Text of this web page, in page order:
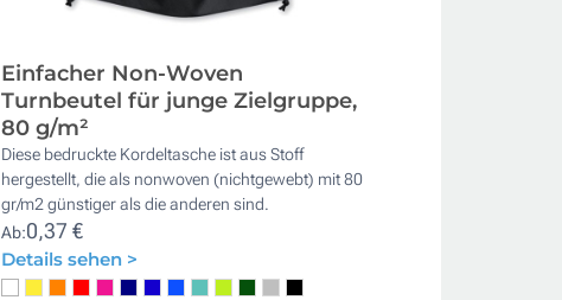
Einfacher Non-Woven
Turnbeutel für junge Zielgruppe,
80 g/m²
Diese bedruckte Kordeltasche ist aus Stoff
hergestellt, die als nonwoven (nichtgewebt) mit 80
gr/m2 günstiger als die anderen sind.
Ab:0,37 €
Details sehen >